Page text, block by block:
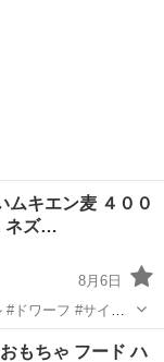
ムキエン麦 ４００
ネズ…
8月6日
#ドワーフ #サイレ
ー
もちゃ フード ハ